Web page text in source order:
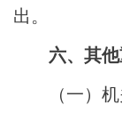
出。
六、其
（一）